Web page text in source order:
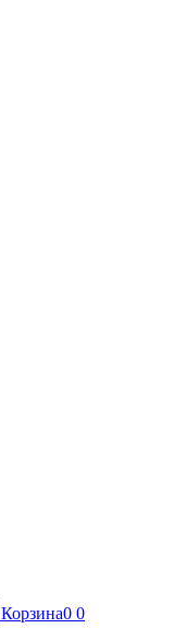
Корзина0 0